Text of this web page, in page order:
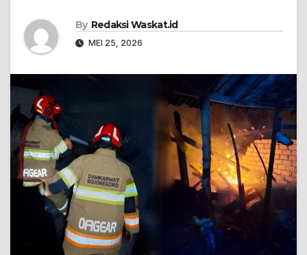
By Redaksi Waskat.id
MEI 25, 2026